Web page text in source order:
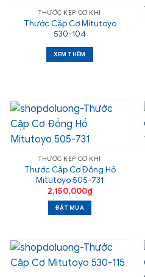
THƯỚC KẸP CƠ KHÍ
Thước Cặp Cơ Mitutoyo
530-104
XEM THÊM
THƯỚC KẸP CƠ KHÍ
Thước Cặp Cơ Đồng Hồ
Mitutoyo 505-731
2,150,000₫
ĐẶT MUA